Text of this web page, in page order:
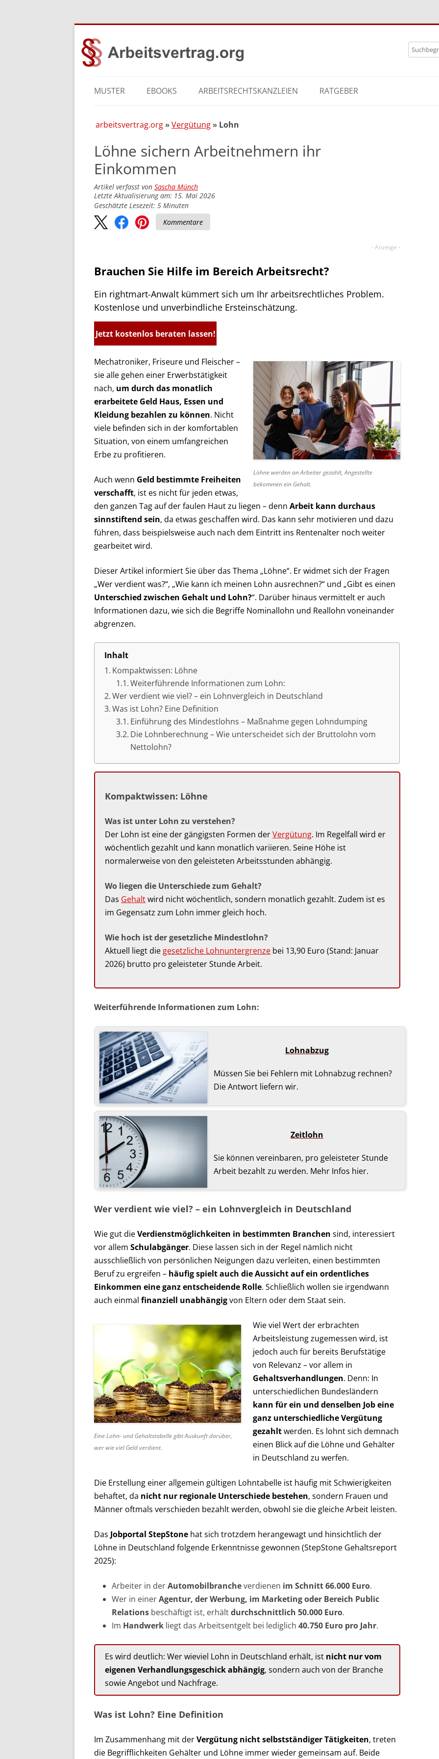
Search
for:
Zum
Inhalt
MUSTER EBOOKS ARBEITSRECHTSKANZLEIEN RATGEBER
arbeitsvertrag.org Vergütung Lohn
Löhne sichern Arbeitnehmern ihr
Einkommen
Artikel verfasst von Sascha Münch
Letzte Aktualisierung am: 15. Mai 2026
Geschätzte Lesezeit: 5 Minuten
Kommentare
Brauchen Sie Hilfe im Bereich Arbeitsrecht?
Ein rightmart-Anwalt kümmert sich um Ihr arbeitsrechtliches Problem.
Kostenlose und unverbindliche Ersteinschätzung.
Jetzt kostenlos beraten lassen!
Löhne werden an Arbeiter gezahlt, Angestellte
bekommen ein Gehalt.
Mechatroniker, Friseure und Fleischer –
sie alle gehen einer Erwerbstätigkeit
nach, um durch das monatlich
erarbeitete Geld Haus, Essen und
Kleidung bezahlen zu können. Nicht
viele befinden sich in der komfortablen
Situation, von einem umfangreichen
Erbe zu profitieren.
Auch wenn Geld bestimmte Freiheiten
verschafft, ist es nicht für jeden etwas,
den ganzen Tag auf der faulen Haut zu liegen – denn Arbeit kann durchaus
sinnstiftend sein, da etwas geschaffen wird. Das kann sehr motivieren und dazu
führen, dass beispielsweise auch nach dem Eintritt ins Rentenalter noch weiter
gearbeitet wird.
Dieser Artikel informiert Sie über das Thema „Löhne“. Er widmet sich der Fragen
„Wer verdient was?“, „Wie kann ich meinen Lohn ausrechnen?“ und „Gibt es einen
Unterschied zwischen Gehalt und Lohn?“. Darüber hinaus vermittelt er auch
Informationen dazu, wie sich die Begriffe Nominallohn und Reallohn voneinander
abgrenzen.
Inhalt
Kompaktwissen: Löhne
Weiterführende Informationen zum Lohn:
Wer verdient wie viel? – ein Lohnvergleich in Deutschland
Was ist Lohn? Eine Definition
Einführung des Mindestlohns – Maßnahme gegen Lohndumping
Die Lohnberechnung – Wie unterscheidet sich der Bruttolohn vom
Nettolohn?
Kompaktwissen: Löhne
Was ist unter Lohn zu verstehen?
Der Lohn ist eine der gängigsten Formen derVergütung. Im Regelfall wird er
wöchentlich gezahlt und kann monatlich variieren. Seine Höhe ist
normalerweise von den geleisteten Arbeitsstunden abhängig.
Wo liegen die Unterschiede zum Gehalt?
Das Gehaltwird nicht wöchentlich, sondern monatlich gezahlt. Zudem ist es
im Gegensatz zum Lohn immer gleich hoch.
Wie hoch ist der gesetzliche Mindestl‌ohn?
Aktuell liegt die gesetzliche Lohnuntergrenze bei 13,90 Euro (Stand: Januar
2026) brutto pro geleisteter Stunde Arbeit.
Weiterführende Informationen zum Lohn:
Lohn­abzug
Müssen Sie bei Fehlern mit Lohnabzug rechnen?
Die Antwort liefern wir.
Zeitlohn
Sie können vereinbaren, pro geleisteter Stunde
Arbeit bezahlt zu werden. Mehr Infos hier.
Wer verdient wie viel? – ein Lohnvergleich in Deutschland
Wie gut dieVerdienstmöglichkeiten in bestimmten Branchen sind, interessiert
vor allem Schulabgänger. Diese lassen sich in der Regel nämlich nicht
ausschließlich von persönlichen Neigungen dazu verleiten, einen bestimmten
Beruf zu ergreifen – häufig spielt auch die Aussicht auf ein ordentliches
Einkommen eine ganz entscheidende Rolle. Schließlich wollen sie irgendwann
auch einmal finanziell unabhängigvon Eltern oder dem Staat sein.
Eine Lohn- und Gehaltstabelle gibt Auskunft darüber,
wer wie viel Geld verdient.
Wie viel Wert der erbrachten
Arbeitsleistung zugemessen wird, ist
jedoch auch für bereits Berufstätige
von Relevanz – vor allem in
Gehaltsverhandlungen. Denn: In
unterschiedlichen Bundesländern
kann für ein und denselben Job eine
ganz unterschiedliche Vergütung
gezahltwerden. Es lohnt sich demnach
einen Blick auf die Löhne und Gehälter
in Deutschland zu werfen.
Die Erstellung einer allgemein gültigen Lohntabelle ist häufig mit Schwierigkeiten
behaftet, da nicht nur regionale Unterschiede bestehen, sondern Frauen und
Männer oftmals verschieden bezahlt werden, obwohl sie die gleiche Arbeit leisten.
Das Jobportal StepStone hat sich trotzdem herangewagt und hinsichtlich der
Löhne in Deutschland folgende Erkenntnisse gewonnen (StepStone Gehaltsreport
2025):
Arbeiter in derAutomobilbrancheverdienen im Schnitt 66.000 Euro.
Wer in einerAgentur, der Werbung, im Marketing oder Bereich Public
Relations beschäftigt ist, erhältdurchschnittlich 50.000 Euro.
Im Handwerk liegt das Arbeitsentgelt bei lediglich 40.750 Euro pro Jahr.
Es wird deutlich: Wer wieviel Lohn in Deutschland erhält, ist nicht nur vom
eigenen Verhandlungsgeschick abhängig, sondern auch von der Branche
sowie Angebot und Nachfrage.
Was ist Lohn? Eine Definition
Im Zusammenhang mit derVergütung nicht selbstständiger Tätigkeiten, treten
die Begrifflichkeiten Gehälter und Löhne immer wieder gemeinsam auf. Beide